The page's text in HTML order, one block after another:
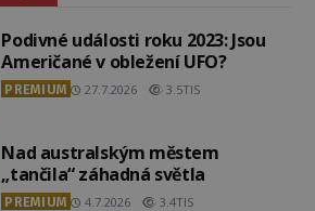
Podivné události roku 2023: Jsou
Američané v obležení UFO?
PREMIUM 27.7.2026 3.5TIS
Nad australským městem
„tančila“ záhadná světla
PREMIUM 4.7.2026 3.4TIS